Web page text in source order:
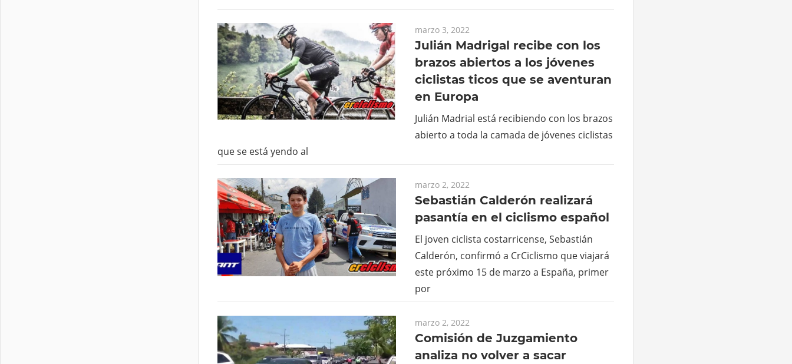
marzo 3, 2022
Julián Madrigal recibe con los
brazos abiertos a los jóvenes
ciclistas ticos que se aventuran
en Europa
Julián Madrial está recibiendo con los brazos
abierto a toda la camada de jóvenes ciclistas
que se está yendo al
marzo 2, 2022
Sebastián Calderón realizará
pasantía en el ciclismo español
El joven ciclista costarricense, Sebastián
Calderón, confirmó a CrCiclismo que viajará
este próximo 15 de marzo a España, primer
por
marzo 2, 2022
Comisión de Juzgamiento
analiza no volver a sacar